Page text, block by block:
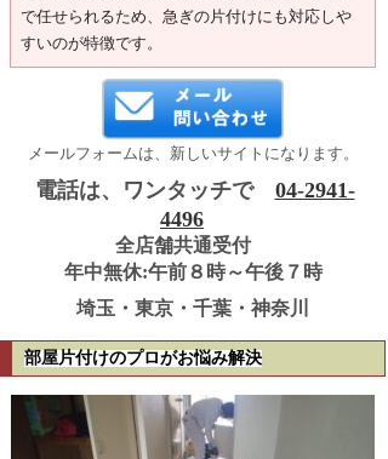
で任せられるため、急ぎの片付けにも対応しや
すいのが特徴です。
メールフォームは、新しいサイトになります。
電話は、ワンタッチで 04-2941-
4496
全店舗共通受付
年中無休:午前８時～午後７時
埼玉・東京・千葉・神奈川
部屋片付けのプロがお悩み解決